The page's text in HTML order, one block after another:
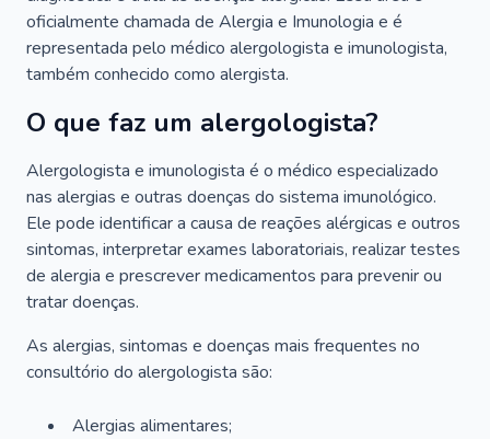
oficialmente chamada de Alergia e Imunologia e é
representada pelo médico alergologista e imunologista,
também conhecido como alergista.
O que faz um alergologista?
Alergologista e imunologista é o médico especializado
nas alergias e outras doenças do sistema imunológico.
Ele pode identificar a causa de reações alérgicas e outros
sintomas, interpretar exames laboratoriais, realizar testes
de alergia e prescrever medicamentos para prevenir ou
tratar doenças.
As alergias, sintomas e doenças mais frequentes no
consultório do alergologista são:
Alergias alimentares;